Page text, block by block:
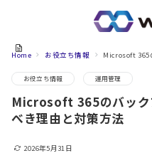
Home お役立ち情報 Microsoft 365の
お役立ち情報 運用管理
Microsoft 365のバック
べき理由と対策方法
2026年5月31日